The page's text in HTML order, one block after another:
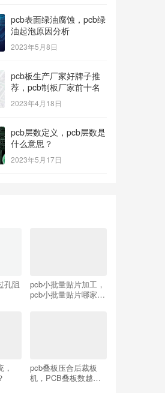
pcb表面绿油腐蚀，pcb绿
油起泡原因分析
2023年5月8日
pcb板生产厂家好牌子推
荐，pcb制板厂家前十名
2023年4月18日
pcb层数定义，pcb层数是
什么意思？
2023年5月17日
孔阻
pcb小批量贴片加工，
pcb小批量贴片哪家
pcb叠板压合后裁板
机，PCB叠板数越多